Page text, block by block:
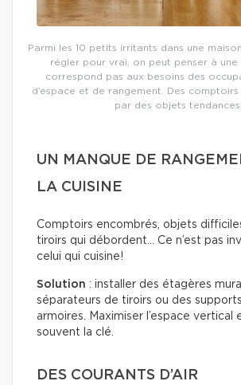
Parmi les 10 petits irritants dans une
régler pour vrai, on peut penser à une
correspond pas aux besoins des
d’espace et de rangement. Des comptoirs
par des objets tendances,
UN MANQUE DE
LA CUISINE
Comptoirs encombrés, objets
tiroirs qui débordent… Ce n’est pas
celui qui cuisine!
Solution : installer des étagères
séparateurs de tiroirs ou des
armoires. Maximiser l’espace vertical
souvent la clé.
DES COURANTS D’AIR